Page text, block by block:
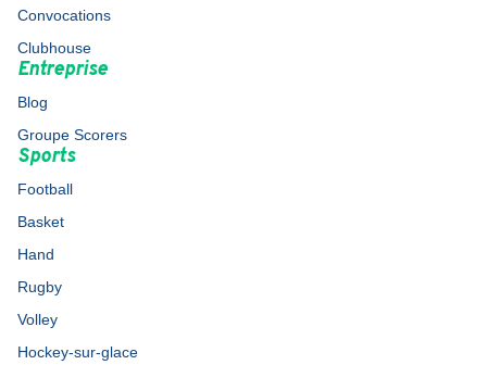
Convocations
Clubhouse
Entreprise
Blog
Groupe Scorers
Sports
Football
Basket
Hand
Rugby
Volley
Hockey-sur-glace